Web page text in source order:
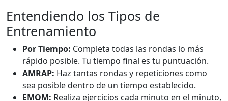
Entendiendo los Tipos de
Entrenamiento
Por Tiempo: Completa todas las rondas lo más
rápido posible. Tu tiempo final es tu puntuación.
AMRAP: Haz tantas rondas y repeticiones como
sea posible dentro de un tiempo establecido.
EMOM: Realiza ejercicios cada minuto en el minuto,